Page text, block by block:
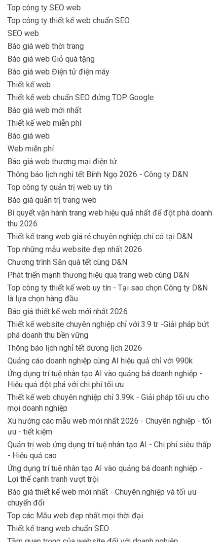
Top công ty SEO web
Top công ty thiết kế web chuẩn SEO
SEO web
Báo giá web thời trang
Báo giá web Giỏ quà tặng
Báo giá web Điện tử điện máy
Thiết kế web
Thiết kế web chuẩn SEO đứng TOP Google
Báo giá web mới nhất
Thiết kế web miễn phí
Báo giá web
Web miễn phí
Báo giá web thương mại điện tử
Thông báo lịch nghỉ tết Bính Ngọ 2026 - Công ty D&N
Top công ty quản trị web uy tín
Báo giá quản trị trang web
Bí quyết vận hành trang web hiệu quả nhất để đột phá doanh
thu 2026
Thiết kế trang web giá rẻ chuyên nghiệp chỉ có tại D&N
Top những mẫu website đẹp nhất 2026
Chương trình Săn quà tết cùng D&N
Phát triển mạnh thương hiệu qua trang web cùng D&N
Top công ty thiết kế web uy tín - Tại sao chọn Công ty D&N
là lựa chọn hàng đầu
Báo giá thiết kế web mới nhất 2026
Thiết kế website chuyên nghiệp chỉ với 3.9 tr -Giải pháp bứt
phá doanh thu bền vững
Thông báo lịch nghỉ tết dương lịch 2026
Quảng cáo doanh nghiệp cùng AI hiệu quả chỉ với 990k
Ứng dụng trí tuệ nhân tạo AI vào quảng bá doanh nghiệp -
Hiệu quả đột phá với chi phí tối ưu
Thiết kế web chuyên nghiệp chỉ 3.99k - Giải pháp tối ưu cho
mọi doanh nghiệp
Xu hướng các mẫu web mới nhất 2026 - Chuyên nghiệp - tối
ưu - tiết kiệm
Quản trị web ứng dụng trí tuệ nhân tạo AI - Chi phí siêu thấp
- Hiệu quả cao
Ứng dụng trí tuệ nhân tạo AI vào quảng bá doanh nghiệp -
Lợi thế cạnh tranh vượt trội
Báo giá thiết kế web mới nhất - Chuyên nghiệp và tối ưu
chuyển đổi
Top các Mẫu web đẹp nhất mọi thời đại
Thiết kế trang web chuẩn SEO